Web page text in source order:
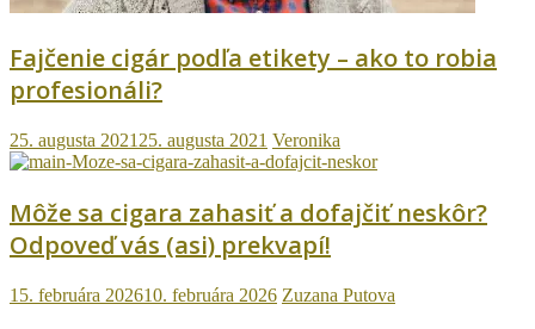
Fajčenie cigár podľa etikety – ako to robia
profesionáli?
25. augusta 202125. augusta 2021 Veronika
Môže sa cigara zahasiť a dofajčiť neskôr?
Odpoveď vás (asi) prekvapí!
15. februára 202610. februára 2026 Zuzana Putova